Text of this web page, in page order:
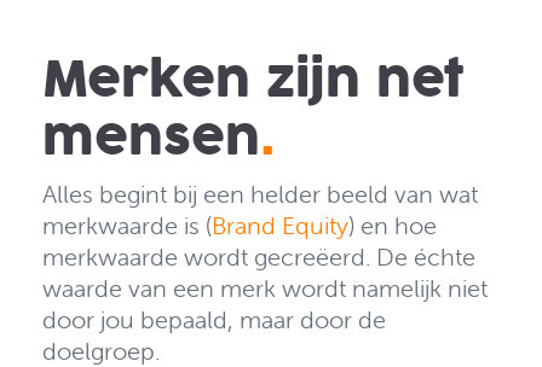
Merken zijn net
mensen.
Alles begint bij een helder beeld van wat
merkwaarde is (Brand Equity) en hoe
merkwaarde wordt gecreëerd. De échte
waarde van een merk wordt namelijk niet
door jou bepaald, maar door de
doelgroep.